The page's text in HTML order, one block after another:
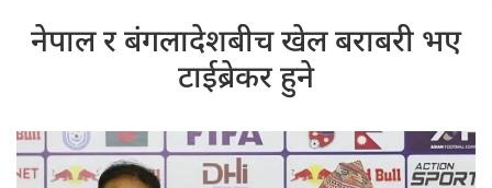
नेपाल र बंगलादेशबीच खेल बराबरी भए
टाईब्रेकर हुने